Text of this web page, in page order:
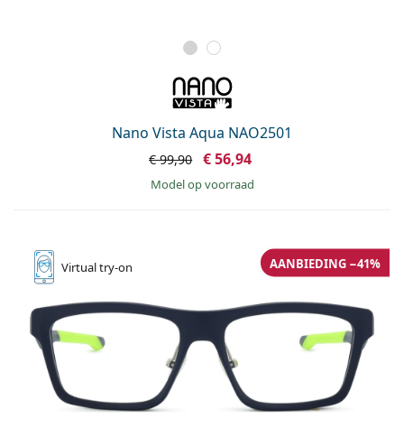
Nano Vista Aqua NAO2501
€ 99,90 € 56,94
model op voorraad
Virtualtry-on AANBIEDING −41%